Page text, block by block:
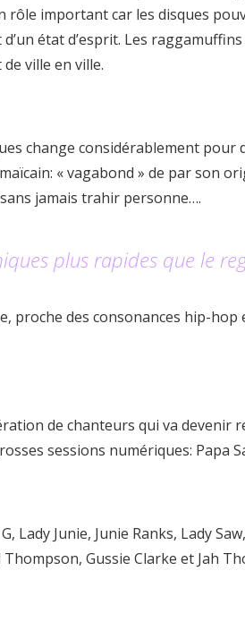
rôle important car les disques
état d’esprit. Les
ville en ville.
change considérablement
« vagabond » de par son
jamais trahir personne….
plus rapides que le
proche des consonances hip-hop
de chanteurs qui va devenir
sessions numériques: Papa
Lady Junie, Junie Ranks, Lady
Gussie Clarke et Jah